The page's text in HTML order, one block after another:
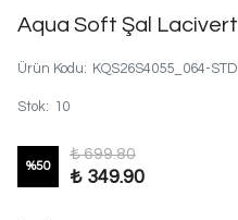
Aqua Soft Şal Lacivert
Ürün Kodu: KQS26S4055_064-STD
Stok: 10
%50
₺ 699.80
₺ 349.90